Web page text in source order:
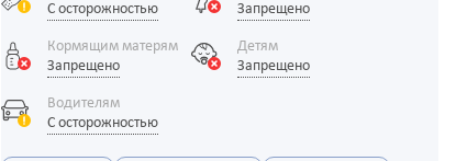
С осторожностью
Запрещено
Кормящим матерям
Запрещено
Детям
Запрещено
Водителям
С осторожностью